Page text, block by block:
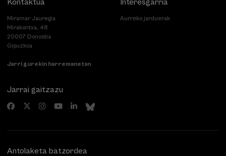
Kontaktua
Miramar Jauregia
Mirakontxa, 48
20007 Donostia
Gipuzkoa
Jarri gurekin harremanetan
Interesgarria
Aurreko jarduerak
Jarrai gaitzazu
Antolaketa batzordea